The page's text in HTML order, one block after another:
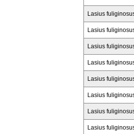
Lasius
Lasius
Lasius
Lasius
Lasius
Lasius
Lasius
Lasius